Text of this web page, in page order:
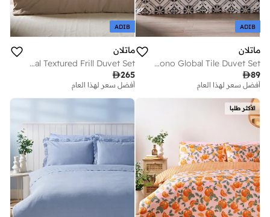
ADIB
ماتلان
Grey Mono Global Tile Duvet Set
89
أفضل سعر لهذا العام
ADIB
ماتلان
Natural Textured Frill Duvet Set
265
أفضل سعر لهذا العام
توصيل مجاني
توصيل مجاني
الأكثر طلبا